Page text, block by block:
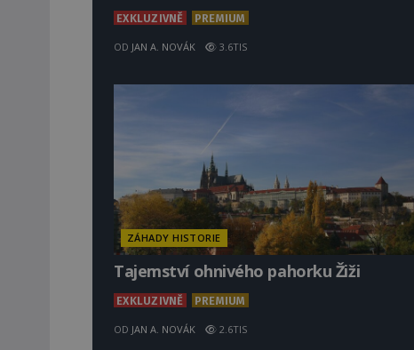
EXKLUZIVNĚ PREMIUM
OD JAN A. NOVÁK 3.6TIS
ZÁHADY HISTORIE
Tajemství ohnivého pahorku Žiži
EXKLUZIVNĚ PREMIUM
OD JAN A. NOVÁK 2.6TIS